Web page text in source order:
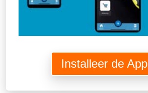
Installeer de App